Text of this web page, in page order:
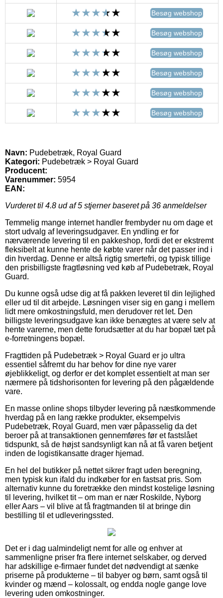
Besøg webshop
Besøg webshop
Besøg webshop
Besøg webshop
Besøg webshop
Besøg webshop
Navn: Pudebetræk, Royal Guard
Kategori: Pudebetræk > Royal Guard
Producent:
Varenummer: 5954
EAN:
Vurderet til 4.8 ud af 5 stjerner baseret på 36 anmeldelser
Temmelig mange internet handler frembyder nu om dage et
stort udvalg af leveringsudgaver. En yndling er for
nærværende levering til en pakkeshop, fordi det er ekstremt
fleksibelt at kunne hente de købte varer når det passer ind i
din hverdag. Denne er altså rigtig smertefri, og typisk tillige
den prisbilligste fragtløsning ved køb af Pudebetræk, Royal
Guard.
Du kunne også udse dig at få pakken leveret til din lejlighed
eller ud til dit arbejde. Løsningen viser sig en gang i mellem
lidt mere omkostningsfuld, men derudover ret let. Den
billigste leveringsudgave kan ikke benægtes at være selv at
hente varerne, men dette forudsætter at du har bopæl tæt på
e-forretningens bopæl.
Fragttiden på Pudebetræk > Royal Guard er jo ultra
essentiel såfremt du har behov for dine nye varer
øjeblikkeligt, og derfor er det komplet essentielt at man ser
nærmere på tidshorisonten for levering på den pågældende
vare.
En masse online shops tilbyder levering på næstkommende
hverdag på en lang række produkter, eksempelvis
Pudebetræk, Royal Guard, men vær påpasselig da det
beroer på at transaktionen gennemføres før et fastslået
tidspunkt, så de højst sandsynligt kan nå at få varen betjent
inden de logistikansatte drager hjemad.
En hel del butikker på nettet sikrer fragt uden beregning,
men typisk kun ifald du indkøber for en fastsat pris. Som
alternativ kunne du foretrække den mindst kostelige løsning
til levering, hvilket tit – om man er nær Roskilde, Nyborg
eller Aars – vil blive at få fragtmanden til at bringe din
bestilling til et udleveringssted.
Det er i dag ualmindeligt nemt for alle og enhver at
sammenligne priser fra flere internet selskaber, og derved
har adskillige e-firmaer fundet det nødvendigt at sænke
priserne på produkterne – til babyer og børn, samt også til
kvinder og mænd – kolossalt, og endda nogle gange love
levering uden omkostninger.